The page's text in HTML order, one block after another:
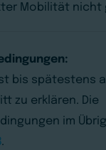
Mobilität nicht
bis spätestens
zu erklären. Die
im
.